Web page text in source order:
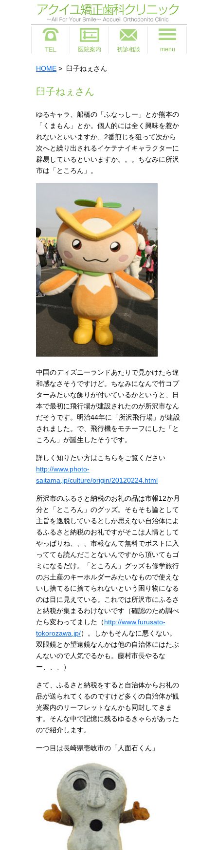
医院案内 初診相談 menu
HOME > 臼子ねぇさん
臼子ねぇさん
ゆるキャラ、船橋の「ふなっしー」とか熊本の
「くまもん」とか。個人的には全く興味を惹か
れないといいますか、2番煎じを狙って次から
次へと繰り出されるイケテナイキャラクターに
辟易しているといいますか。。。 ちなみに所沢
市は「ところん」。
中国のディズニーランドあたりで見かけたら違
和感なさそうですけど。ちなみになんで竹コプ
ターみたいな飾りが付いているかというと、日
本で最初に飛行場が建設されたのが所沢市なん
だそうです。明治44年に「所沢飛行場」が建設
されました。で、飛行機をモチーフにした「と
ころん」が誕生したそうです。
詳しく知りたい方はこちらをご覧ください
http://www.photo-
saitama.jp/culture/origin/20120224.html
所沢市のふるさと納税のお礼の品は市報12か月
分と「ところん」のグッズ。そもそも論として
主旨を逸脱しているとしか思えない自治体によ
るふるさと納税のお礼ですがそこは人情として
やっぱりね、、、市報なんて無料でポストに入
ってても読んだことないんですから頂いてもゴ
ミになるだけ。「ところん」グッズも修学旅行
のお土産のキーホルダーみたいなもので使えな
いし捨てるに捨てられないという困り物になる
のは目に見えている。これでは所沢市にふるさ
と納税が集まるわけないです（確認のため調べ
たら変わってました（http://www.furusato-
tokorozawa.jp/）。しかもそんなに悪くない。
双眼鏡とか望遠鏡なんかは他の自治体にはたぶ
んないので人気でるかも。藤村市長やるな
ー、、、）
さて、ふるさと納税をすると自治体からお礼の
品が送られてくるのですけど多くの自治体が観
光案内のリーフレットなんかも同封してきま
す。そんな中で記憶に残るゆるきゃらがあった
ので紹介します。
一つ目は長崎県壱岐市の「人面石くん」